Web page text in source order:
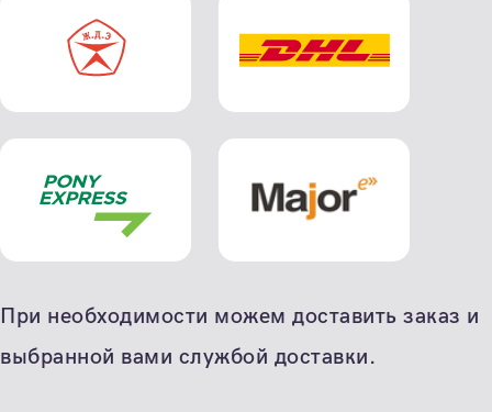
При необходимости можем доставить заказ и
выбранной вами службой доставки.